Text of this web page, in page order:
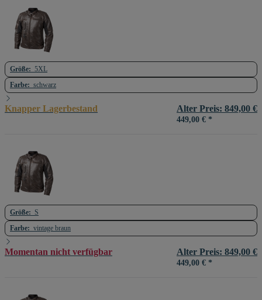
Größe: 5XL
Farbe: schwarz
Knapper Lagerbestand Alter Preis: 849,00 €
449,00 € *
Größe: S
Farbe: vintage braun
Momentan nicht verfügbar Alter Preis: 849,00 €
449,00 € *